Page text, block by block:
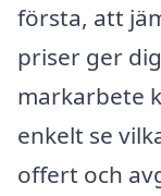
första, att
priser ger
markarbete
enkelt se
offert och